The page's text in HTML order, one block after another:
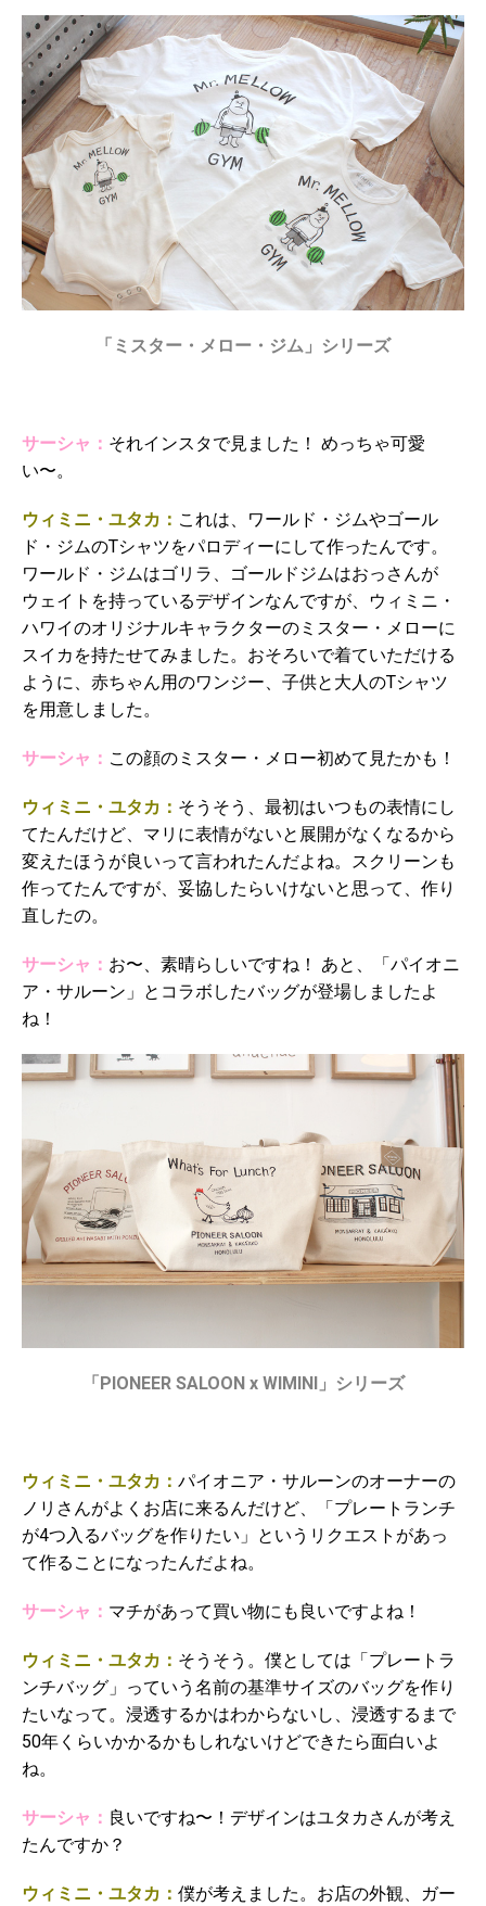
「ミスター・メロー・ジム」シリーズ
サーシャ： それインスタで見ました！ めっちゃ可愛
い〜。
ウィミニ・ユタカ： これは、ワールド・ジムやゴール
ド・ジムのTシャツをパロディーにして作ったんです。
ワールド・ジムはゴリラ、ゴールドジムはおっさんが
ウェイトを持っているデザインなんですが、ウィミニ・
ハワイのオリジナルキャラクターのミスター・メローに
スイカを持たせてみました。おそろいで着ていただける
ように、赤ちゃん用のワンジー、子供と大人のTシャツ
を用意しました。
サーシャ： この顔のミスター・メロー初めて見たかも！
ウィミニ・ユタカ： そうそう、最初はいつもの表情にし
てたんだけど、マリに表情がないと展開がなくなるから
変えたほうが良いって言われたんだよね。スクリーンも
作ってたんですが、妥協したらいけないと思って、作り
直したの。
サーシャ： お〜、素晴らしいですね！ あと、「パイオニ
ア・サルーン」とコラボしたバッグが登場しましたよ
ね！
「PIONEER SALOON x WIMINI」シリーズ
ウィミニ・ユタカ： パイオニア・サルーンのオーナーの
ノリさんがよくお店に来るんだけど、「プレートランチ
が4つ入るバッグを作りたい」というリクエストがあっ
て作ることになったんだよね。
サーシャ： マチがあって買い物にも良いですよね！
ウィミニ・ユタカ： そうそう。僕としては「プレートラ
ンチバッグ」っていう名前の基準サイズのバッグを作り
たいなって。浸透するかはわからないし、浸透するまで
50年くらいかかるかもしれないけどできたら面白いよ
ね。
サーシャ： 良いですね〜！デザインはユタカさんが考え
たんですか？
ウィミニ・ユタカ： 僕が考えました。お店の外観、ガー